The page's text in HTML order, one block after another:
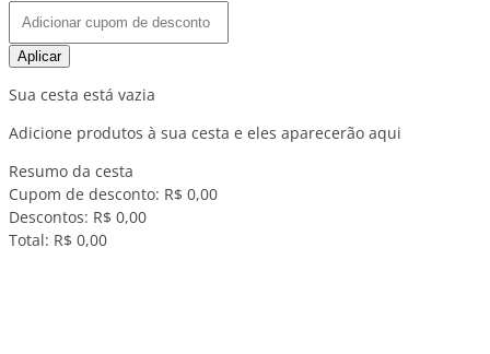
Aplicar
Sua cesta está vazia
Adicione produtos à sua cesta e eles aparecerão aqui
Resumo da cesta
Cupom de desconto: R$ 0,00
Descontos: R$ 0,00
Total: R$ 0,00